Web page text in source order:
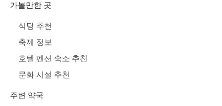
가볼만한 곳
식당 추천
축제 정보
호텔 펜션 숙소 추천
문화 시설 추천
주변 약국